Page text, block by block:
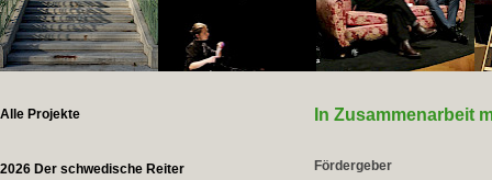
Alle Projekte
2026 Der schwedische Reiter
In Zusammenarbeit
Fördergeber